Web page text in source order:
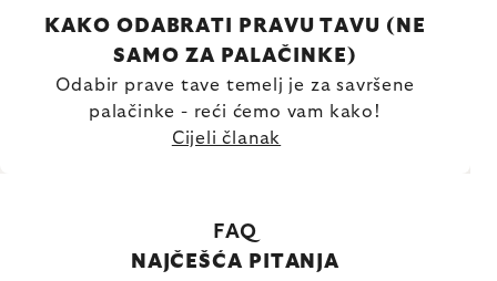
KAKO ODABRATI PRAVU TAVU (NE
SAMO ZA PALAČINKE)
Odabir prave tave temelj je za savršene
palačinke - reći ćemo vam kako!
Cijeli članak
FAQ
NAJČEŠĆA PITANJA